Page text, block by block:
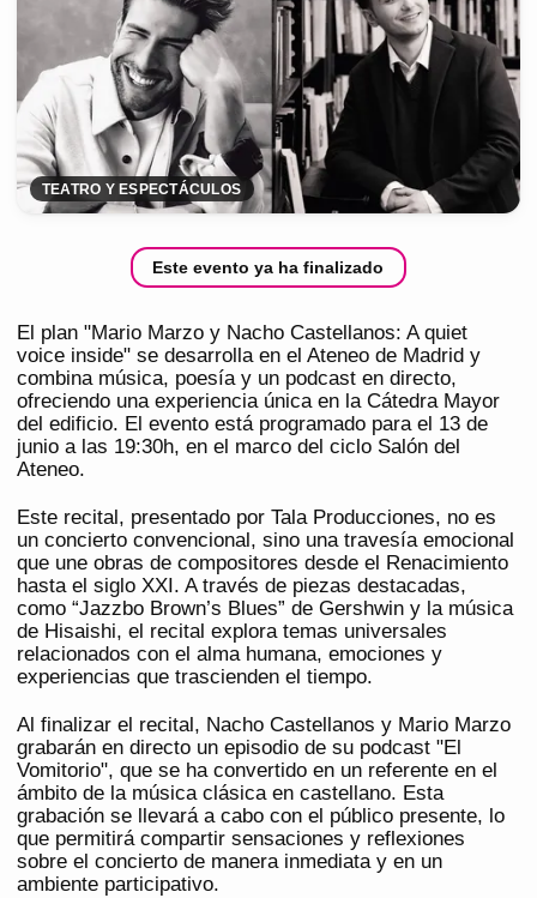
TEATRO Y ESPECTÁCULOS
Este evento ya ha finalizado
El plan "Mario Marzo y Nacho Castellanos: A quiet
voice inside" se desarrolla en el Ateneo de Madrid y
combina música, poesía y un podcast en directo,
ofreciendo una experiencia única en la Cátedra Mayor
del edificio. El evento está programado para el 13 de
junio a las 19:30h, en el marco del ciclo Salón del
Ateneo.
Este recital, presentado por Tala Producciones, no es
un concierto convencional, sino una travesía emocional
que une obras de compositores desde el Renacimiento
hasta el siglo XXI. A través de piezas destacadas,
como “Jazzbo Brown’s Blues” de Gershwin y la música
de Hisaishi, el recital explora temas universales
relacionados con el alma humana, emociones y
experiencias que trascienden el tiempo.
Al finalizar el recital, Nacho Castellanos y Mario Marzo
grabarán en directo un episodio de su podcast "El
Vomitorio", que se ha convertido en un referente en el
ámbito de la música clásica en castellano. Esta
grabación se llevará a cabo con el público presente, lo
que permitirá compartir sensaciones y reflexiones
sobre el concierto de manera inmediata y en un
ambiente participativo.